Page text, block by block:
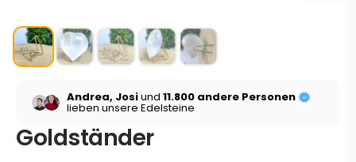
Andrea, Josiund11.800 andere Personen
lieben unsere Edelsteine
Goldständer